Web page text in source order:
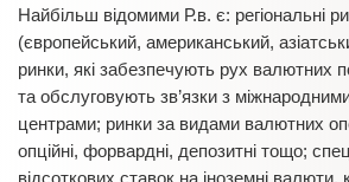
Найбільш відомими Р.в. є: регіональні
(європейський, американський,
ринки, які забезпечують рух валютних
та обслуговують зв’язки з
центрами; ринки за видами валютних
опційні, форвардні, депозитні тощо;
відсоткових ставок на іноземні валюти,